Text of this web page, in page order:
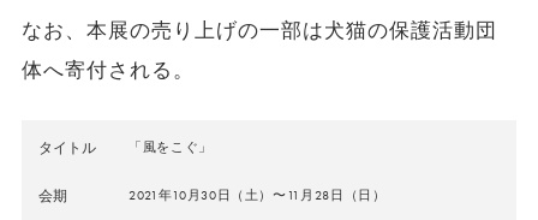
なお、本展の売り上げの一部は犬猫の保護活動団
体へ寄付される。
タイトル 「風をこぐ」
会期 2021年10月30日（土）〜11月28日（日）